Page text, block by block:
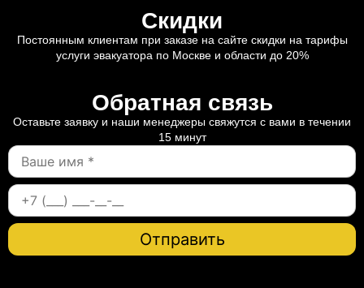
Скидки
Постоянным клиентам при заказе на сайте скидки на тарифы
услуги эвакуатора по Москве и области до 20%
Обратная связь
Оставьте заявку и наши менеджеры свяжутся с вами в течении
15 минут